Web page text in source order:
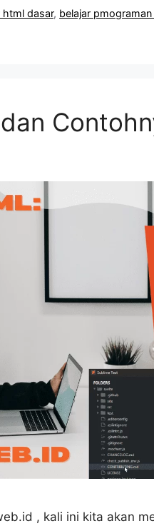
html dasar, belajar
, kali ini kita akan